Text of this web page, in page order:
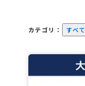
カテゴリ： すべて